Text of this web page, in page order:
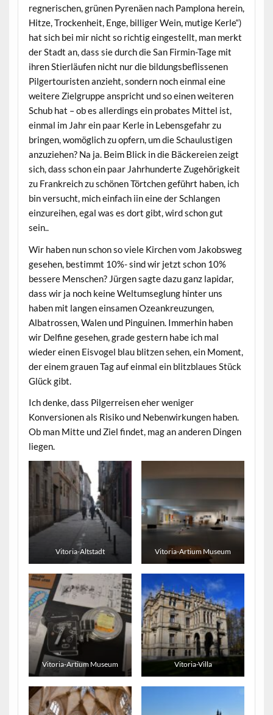
regnerischen, grünen Pyrenäen nach Pamplona herein,
Hitze, Trockenheit, Enge, billiger Wein, mutige Kerle“)
hat sich bei mir nicht so richtig eingestellt, man merkt
der Stadt an, dass sie durch die San Firmin-Tage mit
ihren Stierläufen nicht nur die bildungsbeflissenen
Pilgertouristen anzieht, sondern noch einmal eine
weitere Zielgruppe anspricht und so einen weiteren
Schub hat – ob es allerdings ein probates Mittel ist,
einmal im Jahr ein paar Kerle in Lebensgefahr zu
bringen, womöglich zu opfern, um die Schaulustigen
anzuziehen? Na ja. Beim Blick in die Bäckereien zeigt
sich, dass schon ein paar Jahrhunderte Zugehörigkeit
zu Frankreich zu schönen Törtchen geführt haben, ich
bin versucht, mich einfach iin eine der Schlangen
einzureihen, egal was es dort gibt, wird schon gut
sein..
Wir haben nun schon so viele Kirchen vom Jakobsweg
gesehen, bestimmt 10%- sind wir jetzt schon 10%
bessere Menschen? Jürgen sagte dazu ganz lapidar,
dass wir ja noch keine Weltumseglung hinter uns
haben mit langen einsamen Ozeankreuzungen,
Albatrossen, Walen und Pinguinen. Immerhin haben
wir Delfine gesehen, grade gestern habe ich mal
wieder einen Eisvogel blau blitzen sehen, ein Moment,
der einem grauen Tag auf einmal ein blitzblaues Stück
Glück gibt.
Ich denke, dass Pilgerreisen eher weniger
Konversionen als Risiko und Nebenwirkungen haben.
Ob man Mitte und Ziel findet, mag an anderen Dingen
liegen.
Vitoria-Altstadt Vitoria-Artium Museum
Vitoria-Artium Museum Vitoria-Villa